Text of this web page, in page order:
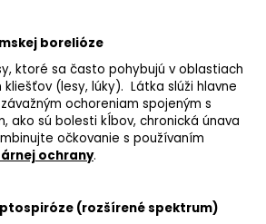
borelióze
ktoré sa často pohybujú v oblastiach
(lesy, lúky). Látka slúži hlavne
ochoreniam spojeným s
ako sú bolesti kĺbov, chronická únava
očkovanie s používaním
ochrany.
(rozšírené spektrum)